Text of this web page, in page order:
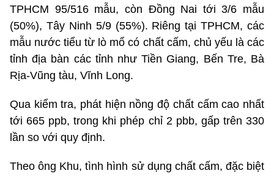
TPHCM 95/516 mẫu, còn Đồng Nai tới 3/6 mẫu
(50%), Tây Ninh 5/9 (55%). Riêng tại TPHCM, các
mẫu nước tiểu từ lò mổ có chất cấm, chủ yếu là các
tỉnh địa bàn các tỉnh như Tiền Giang, Bến Tre, Bà
Rịa-Vũng tàu, Vĩnh Long.
Qua kiểm tra, phát hiện nồng độ chất cấm cao nhất
tới 665 ppb, trong khi phép chỉ 2 pbb, gấp trên 330
lần so với quy định.
Theo ông Khu, tình hình sử dụng chất cấm, đặc biệt